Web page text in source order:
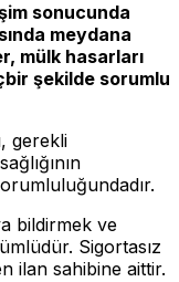
sonucunda
meydana
mülk hasarları
şekilde sorumlu
gerekli
bildirmek ve
Sigortasız
ilan sahibine aittir.